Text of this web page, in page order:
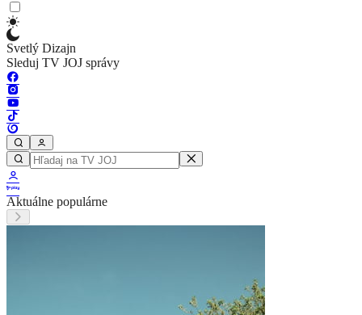
Svetlý Dizajn
Sleduj TV JOJ správy
Aktuálne populárne